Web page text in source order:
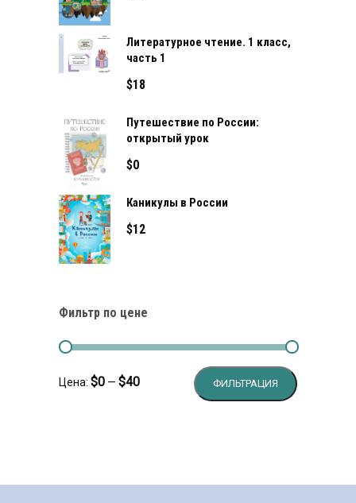
Литературное чтение. 1 класс,
часть 1
$18
Путешествие по России:
открытый урок
$0
Каникулы в России
$12
Фильтр по цене
ФИЛЬТРАЦИЯ
Цена: $0 — $40